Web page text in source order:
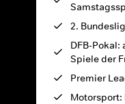
2.
DFB-Pokal:
Spiele der
Premier
Motorsport: